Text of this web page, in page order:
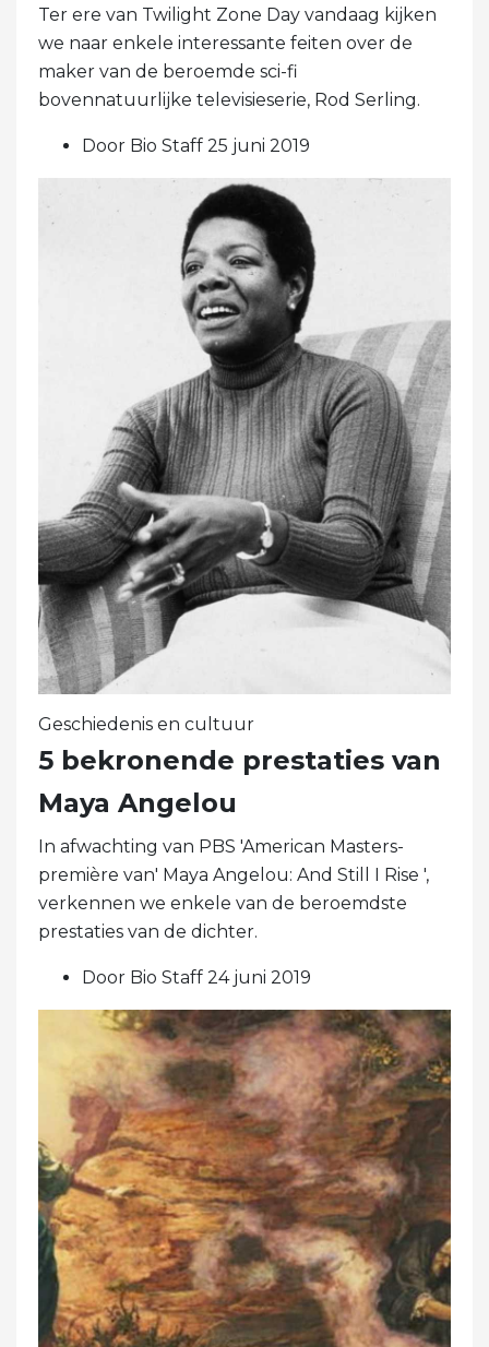
Ter ere van Twilight Zone Day vandaag kijken
we naar enkele interessante feiten over de
maker van de beroemde sci-fi
bovennatuurlijke televisieserie, Rod Serling.
Door Bio Staff 25 juni 2019
Geschiedenis en cultuur
5 bekronende prestaties van
Maya Angelou
In afwachting van PBS 'American Masters-
première van' Maya Angelou: And Still I Rise ',
verkennen we enkele van de beroemdste
prestaties van de dichter.
Door Bio Staff 24 juni 2019